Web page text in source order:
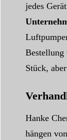
jedes
Bestellung
Stück,
Hanke
hängen